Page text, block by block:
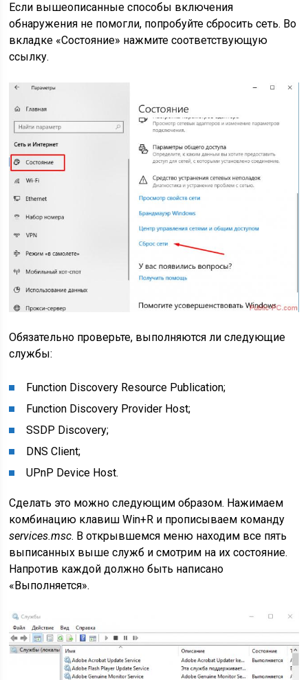
Если вышеописанные способы включения
обнаружения не помогли, попробуйте сбросить сеть. Во
вкладке «Состояние» нажмите соответствующую
ссылку.
Обязательно проверьте, выполняются ли следующие
службы:
Function Discovery Resource Publication;
Function Discovery Provider Host;
SSDP Discovery;
DNS Client;
UPnP Device Host.
Сделать это можно следующим образом. Нажимаем
комбинацию клавиш Win+R и прописываем команду
services.msc. В открывшемся меню находим все пять
выписанных выше служб и смотрим на их состояние.
Напротив каждой должно быть написано
«Выполняется».